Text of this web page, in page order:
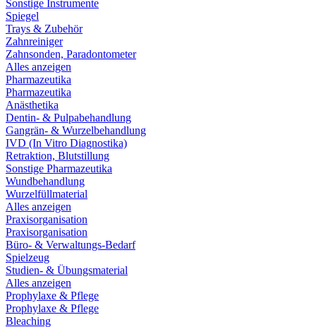
Sonstige Instrumente
Spiegel
Trays & Zubehör
Zahnreiniger
Zahnsonden, Paradontometer
Alles anzeigen
Pharmazeutika
Pharmazeutika
Anästhetika
Dentin- & Pulpabehandlung
Gangrän- & Wurzelbehandlung
IVD (In Vitro Diagnostika)
Retraktion, Blutstillung
Sonstige Pharmazeutika
Wundbehandlung
Wurzelfüllmaterial
Alles anzeigen
Praxisorganisation
Praxisorganisation
Büro- & Verwaltungs-Bedarf
Spielzeug
Studien- & Übungsmaterial
Alles anzeigen
Prophylaxe & Pflege
Prophylaxe & Pflege
Bleaching